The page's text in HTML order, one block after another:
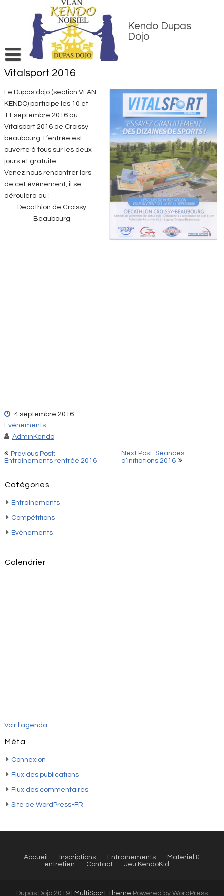
Kendo Dupas
Dojo
Accueil
Inscriptions
Entraînements
Matériel & entretien
Contact
Jeu KendoKid
Vitalsport 2016
Le Dupas dojo(section VLAN
KENDO) participe les 10 et
11 septembre 2016 au
Vitalsport 2016 de Croissy
beaubourg. L’entrée est
ouverte à tous sur les deux
jours et gratuite.
Venez nous rencontrer lors
de cet événement, il se
déroulera au :
Decathlon de Croissy
Beaubourg
4 septembre 2016
Evènements
AdminKendo
Navigation
de
Previous Post:
Entraînements rentrée 2016
Next Post: Séances
d’initiations 2016
Catégories
Entraînements
Compétitions
Evènements
Calendrier
Voir l'agenda
Méta
Connexion
Flux des publications
Flux des commentaires
Site de WordPress-FR
Accueil Inscriptions Entraînements
Matériel &
entretien
Contact Jeu KendoKid
Dupas Dojo 2019 | MultiSport Theme Powered by WordPress